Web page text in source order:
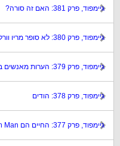
גיימפוד, פרק 381: האם זה סורה?
גיימפוד, פרק 380: לא סופר מריו וורלד
גיימפוד, פרק 379: הערות מאנשים ברחוב
גיימפוד, פרק 378: הודים
גיימפוד, פרק 377: החיים הם Iron Man